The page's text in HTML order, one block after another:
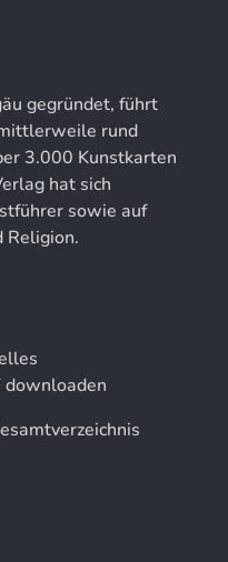
Gesellschaft
Schlösser und
gegründet, führt
rund
3.000 Kunstkarten
hat sich
sowie auf
Religion.
downloaden